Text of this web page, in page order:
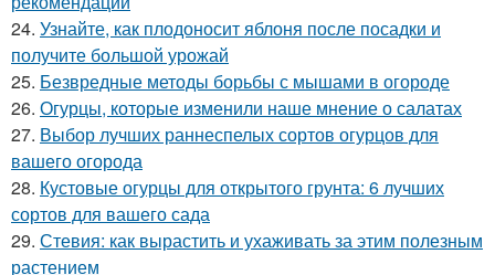
24. Узнайте, как плодоносит яблоня после посадки и
получите большой урожай
25. Безвредные методы борьбы с мышами в огороде
26. Огурцы, которые изменили наше мнение о салатах
27. Выбор лучших раннеспелых сортов огурцов для
вашего огорода
28. Кустовые огурцы для открытого грунта: 6 лучших
сортов для вашего сада
29. Стевия: как вырастить и ухаживать за этим полезным
растением